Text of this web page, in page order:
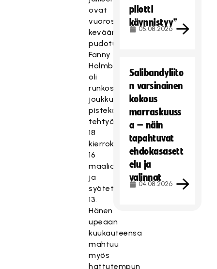
ovat
vuorossa
kevään
pudotuspelit.
Fanny
Holmberg
oli
runkosarjassa
joukkueensa
pistekakkonen
tehtyään
18
kierroksella
16
maalia
ja
syötettyään
13.
Hänen
upeaan
kuukauteensa
mahtuu
myös
hattutempun
pilotti
käynnistyy”
05.08.2026
Salibandyliito
n varsinainen
kokous
marraskuuss
a – näin
tapahtuvat
ehdokasasett
elu ja
valinnat
04.08.2026